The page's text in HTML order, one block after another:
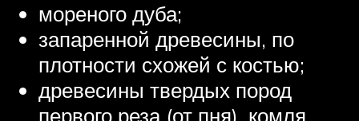
мореного дуба;
запаренной древесины, по
плотности схожей с костью;
древесины твердых пород
первого реза (от пня), комля,